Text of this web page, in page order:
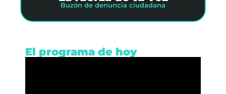
Buzón de denuncia ciudadana
El programa de hoy